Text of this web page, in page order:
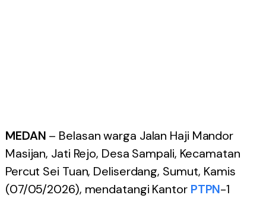
MEDAN – Belasan warga Jalan Haji Mandor
Masijan, Jati Rejo, Desa Sampali, Kecamatan
Percut Sei Tuan, Deliserdang, Sumut, Kamis
(07/05/2026), mendatangi Kantor PTPN-1